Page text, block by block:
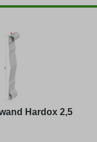
Hardox 2,5